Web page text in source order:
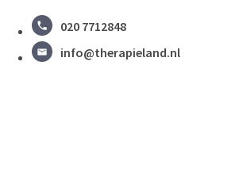
020 7712848
info@therapieland.nl